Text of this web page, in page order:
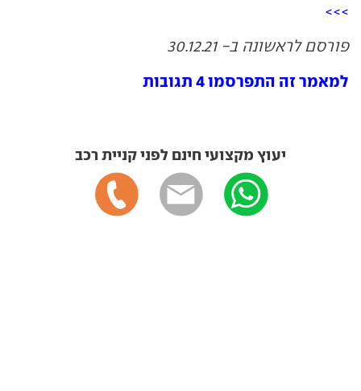
>>>
פורסם לראשונה ב- 30.12.21
למאמר זה התפרסמו 4 תגובות
יעוץ מקצועי חינם לפני קניית רכב